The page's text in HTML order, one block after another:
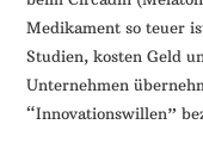
Medikament so teuer
Studien, kosten Geld
Unternehmen
“Innovationswillen”